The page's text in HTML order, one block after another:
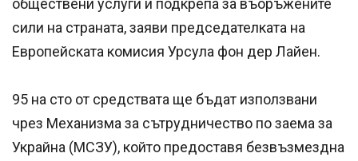
обществени услуги и подкрепа за въоръжените
сили на страната, заяви председателката на
Европейската комисия Урсула фон дер Лайен.
95 на сто от средствата ще бъдат използвани
чрез Механизма за сътрудничество по заема за
Украйна (МСЗУ), който предоставя безвъзмездна